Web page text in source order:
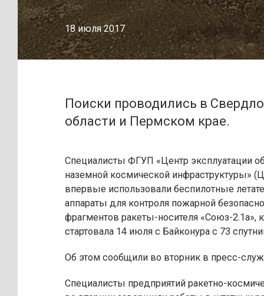
18 июля 2017
Поиски проводились в
области и Пермском крае.
Специалисты ФГУП «Центр эксплуатации
наземной космической инфраструктуры»
впервые использовали беспилотные
аппараты для контроля пожарной
фрагментов ракеты-носителя «Союз-2.1а»,
стартовала 14 июля с Байконура с 73
Об этом сообщили во вторник в пресс-
Специалисты предприятий ракетно-